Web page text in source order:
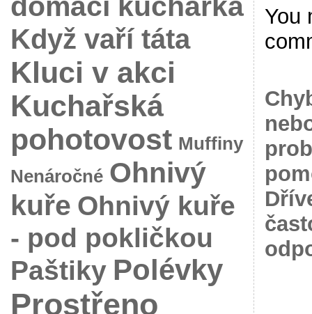
Když vaří táta
Kluci v akci
Kuchařská
pohotovost Muffiny
Nenáročné Ohnivý
kuře Ohnivý kuře
- pod pokličkou
Paštiky Polévky
Prostřeno
You